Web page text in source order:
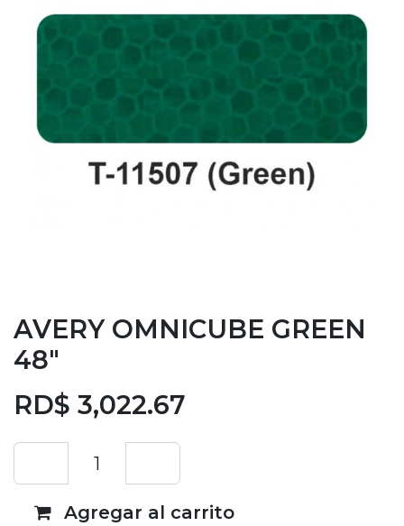
AVERY OMNICUBE GREEN
48"
RD$ 3,022.67
Agregar al carrito